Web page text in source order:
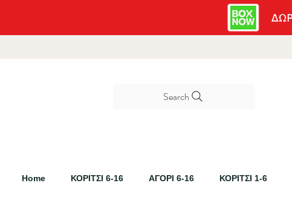
Search
Home ΚΟΡΙΤΣΙ 6-16 ΑΓΟΡΙ 6-16 ΚΟΡΙΤΣΙ 1-6